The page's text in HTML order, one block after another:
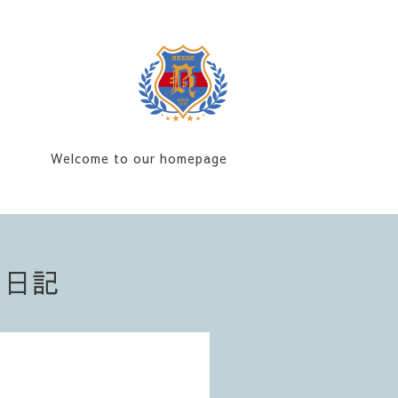
Welcome to our homepage
記